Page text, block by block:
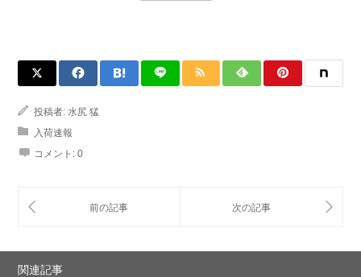
投稿者: 水尻 猛
入荷速報
コメント: 0
関連記事